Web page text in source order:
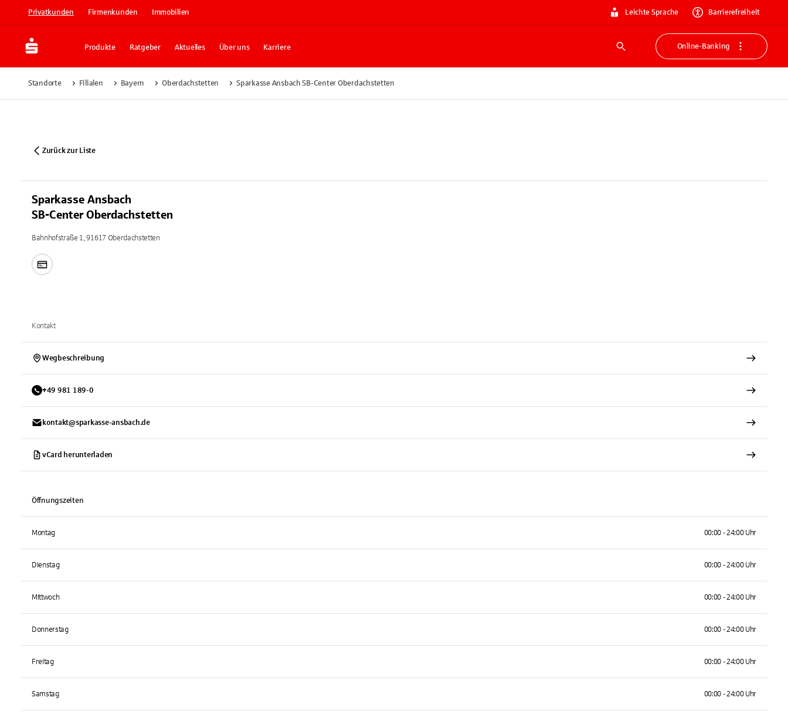
Privatkunden Firmenkunden Immobilien Leichte Sprache Barrierefreiheit
Produkte Ratgeber Aktuelles Über uns Karriere
Suche
Online-Banking
Standorte Filialen Bayern Oberdachstetten Sparkasse Ansbach SB-Center Oberdachstetten
Zurück zur Liste
Sparkasse Ansbach
SB-Center Oberdachstetten
Bahnhofstraße 1, 91617 Oberdachstetten
Kontakt
Wegbeschreibung
+49 981 189-0
kontakt@sparkasse-ansbach.de
vCard herunterladen
Öffnungszeiten
Montag 00:00 - 24:00 Uhr
Dienstag 00:00 - 24:00 Uhr
Mittwoch 00:00 - 24:00 Uhr
Donnerstag 00:00 - 24:00 Uhr
Freitag 00:00 - 24:00 Uhr
Samstag 00:00 - 24:00 Uhr